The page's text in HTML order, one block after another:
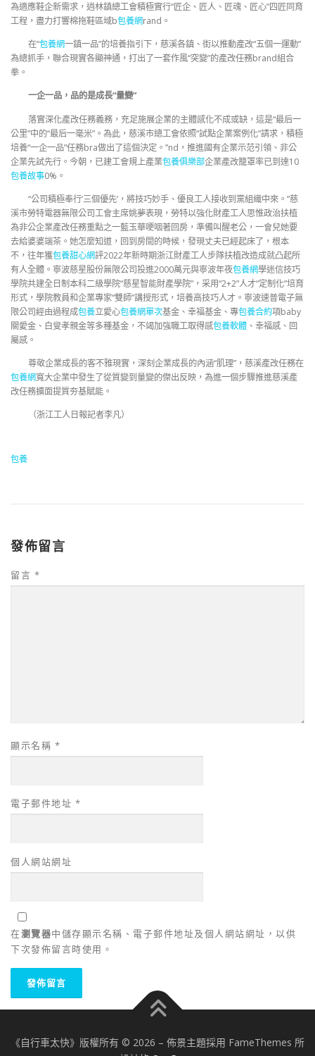
為適應鞋企新需求，逍林鎮總工會積極實行“匠企、匠人、匠魂、匠心”四匠同育
工程，盡力打響棉拖鞋區域b包養網rand。
在“包養網一鎮一品”的培養指引下，慈溪各鎮、街以推動產改“五個一運動”
為總抓手，聯合現實各顯神通，打出了一套作風“突變”的產改任務brand組合
拳。
一企一品，品的是成長“量變”
落實深化產改任務義務，充足施展企業的主體感化不成或缺，這是“最后一
公里”中的“最后一毫米”。為此，慈溪市總工會依照“試點企業案例化”請求，積極
培養“一企一品”任務bra做出了這個決定。”nd，推進國有企業示范引領、非公
企業先試先行。今朝，已建工會規上產業包養俱樂部企業產改籠罩率已到達10
包養故事0%。
“公司積極奉行‘三個優先’，將技巧妙手、優良工人接收到黨組織中來。”慈
溪市勞特電器無限公司工會主席姚夢表現，勞特以強化財產工人思惟政治扶植
為非公企業產改任務重點之一藍玉華哽咽著回房，準備叫醒老公，一會兒她要
去給婆婆端茶。她怎麼知道，回到房間的時候，發現丈夫已經起床了，根本
不，往年獲包養甜心網評2022年新時期浙江財產工人步隊扶植改造成就凸起所
有人全體。寧波慈星股份無限公司投進2000萬元與寧波年夜包養網學迷信技巧
學院共建全日制本科二級學院“慈星智能財產學院”，采用“2+2”人才“定制化”培育
形式，學院教員和企業專家“雙師”講授形式，培養高技巧人才。寧波速普電子無
限公司經由過程成包養立愛心包養網單次基金、幸福基金、專包養合約項baby
關愛金、白叟孝親金等多種基金，不竭加強職工取得感包養軟體 、幸福感、回
屬感。
尊敬企業成長的客不雅現實，深刻企業成長的內涵“肌理”，慈溪產改任務在
包養網寬大企業中發生了從質變到量變的傑出反映，為進一個步驟推進慈溪產
改任務擴面提質夯基賦能。
（浙江工人日報記者李凡）
包養
發佈留言
留言 *
顯示名稱 *
電子郵件地址 *
個人網站網址
在瀏覽器中儲存顯示名稱、電子郵件地址及個人網站網址，以供
下次發佈留言時使用。
《自行車太快》版權所有 © 2026 – 佈景主題採用 FameThemes 所